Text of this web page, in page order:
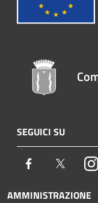
SEGUICI SU
Facebook Twitter
AMMINISTRAZIONE